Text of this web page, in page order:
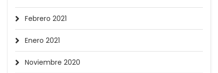
Febrero 2021
Enero 2021
Noviembre 2020